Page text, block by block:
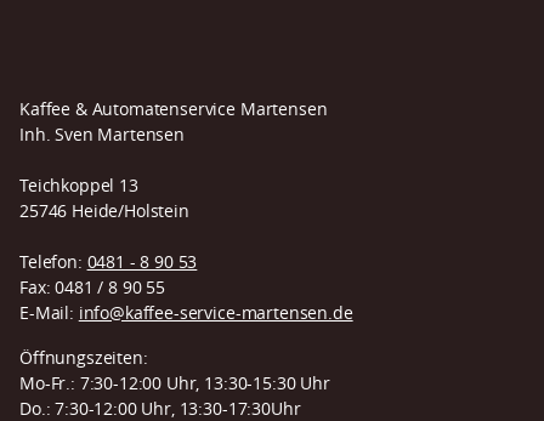
Kaffee & Automatenservice Martensen
Inh. Sven Martensen
Teichkoppel 13
25746 Heide/Holstein
Telefon: 0481 - 8 90 53
Fax: 0481 / 8 90 55
E-Mail: info@kaffee-service-martensen.de
Öffnungszeiten:
Mo-Fr.: 7:30-12:00 Uhr, 13:30-15:30 Uhr
Do.: 7:30-12:00 Uhr, 13:30-17:30Uhr